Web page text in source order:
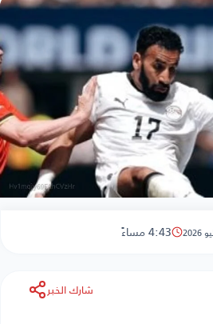
4:43 مساءً
شارك الخبر